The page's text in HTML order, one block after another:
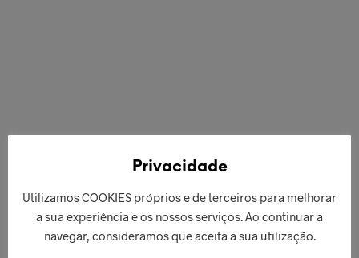
Privacidade
Utilizamos COOKIES próprios e de terceiros para melhorar
a sua experiência e os nossos serviços. Ao continuar a
navegar, consideramos que aceita a sua utilização.